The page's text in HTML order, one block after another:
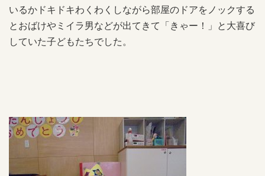
いるかドキドキわくわくしながら部屋のドアをノックする
とおばけやミイラ男などが出てきて「きゃー！」と大喜び
していた子どもたちでした。